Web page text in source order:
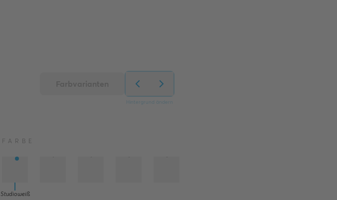
Hintergrund ändern
FARBE
Studioweiß